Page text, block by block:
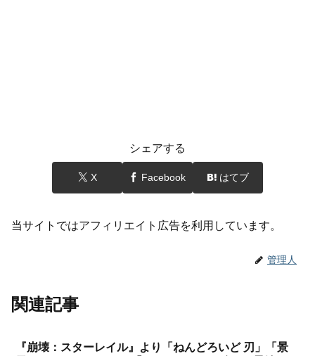
シェアする
X Facebook はてブ
当サイトではアフィリエイト広告を利用しています。
管理人
関連記事
『崩壊：スターレイル』より「ねんどろいど 刃」「景